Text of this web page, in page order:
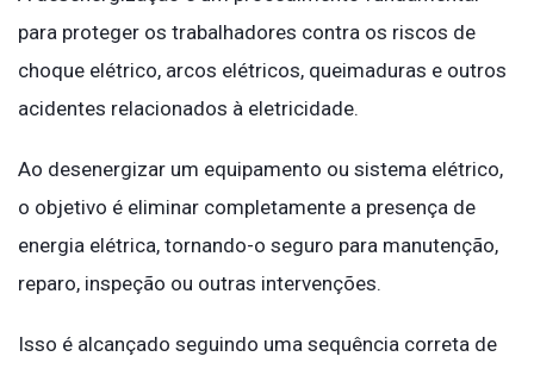
para proteger os trabalhadores contra os riscos de
choque elétrico, arcos elétricos, queimaduras e outros
acidentes relacionados à eletricidade.
Ao desenergizar um equipamento ou sistema elétrico,
o objetivo é eliminar completamente a presença de
energia elétrica, tornando-o seguro para manutenção,
reparo, inspeção ou outras intervenções.
Isso é alcançado seguindo uma sequência correta de